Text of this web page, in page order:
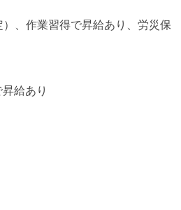
、作業習得で昇給あり、労災保
給あり